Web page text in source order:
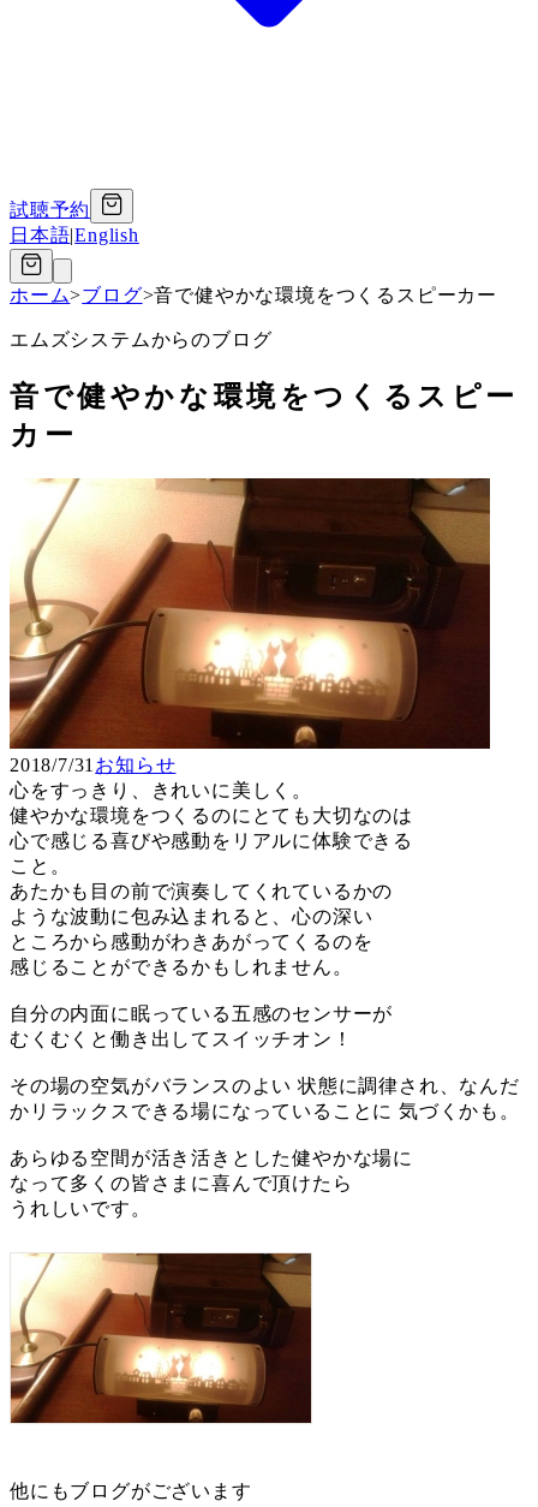
試聴予約
日本語|English
ホーム>ブログ>音で健やかな環境をつくるスピーカー
エムズシステムからのブログ
音で健やかな環境をつくるスピー
カー
2018/7/31 お知らせ
心をすっきり、きれいに美しく。
健やかな環境をつくるのにとても大切なのは
心で感じる喜びや感動をリアルに体験できる
こと。
あたかも目の前で演奏してくれているかの
ような波動に包み込まれると、心の深い
ところから感動がわきあがってくるのを
感じることができるかもしれません。
自分の内面に眠っている五感のセンサーが
むくむくと働き出してスイッチオン！
その場の空気がバランスのよい 状態に調律され、なんだ
かリラックスできる場になっていることに 気づくかも。
あらゆる空間が活き活きとした健やかな場に
なって多くの皆さまに喜んで頂けたら
うれしいです。
他にもブログがございます